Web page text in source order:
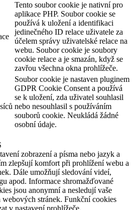
Tento soubor cookie je nativní pro
aplikace PHP. Soubor cookie se
používá k uložení a identifikaci
jedinečného ID relace uživatele za
účelem správy uživatelské relace na
webu. Soubor cookie je soubory
cookie relace a je smazán, když se
zavřou všechna okna prohlížeče.
Soubor cookie je nastaven pluginem
GDPR Cookie Consent a používá
se k uložení, zda uživatel souhlasil
nebo nesouhlasil s používáním
souborů cookie. Neukládá žádné
osobní údaje.
zobrazení a písma nebo jazyk a
zlepšují komfort při prohlížení webu a
Dále umožňují sledování videí,
apod. Informace shromažďované
jsou anonymní a nesledují vaše
stránek. Funkční cookies